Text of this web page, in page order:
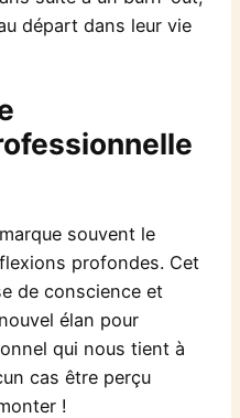
départ dans leur vie
souvent le
profondes. Cet
de conscience et
élan pour
qui nous tient à
cas être perçu
!